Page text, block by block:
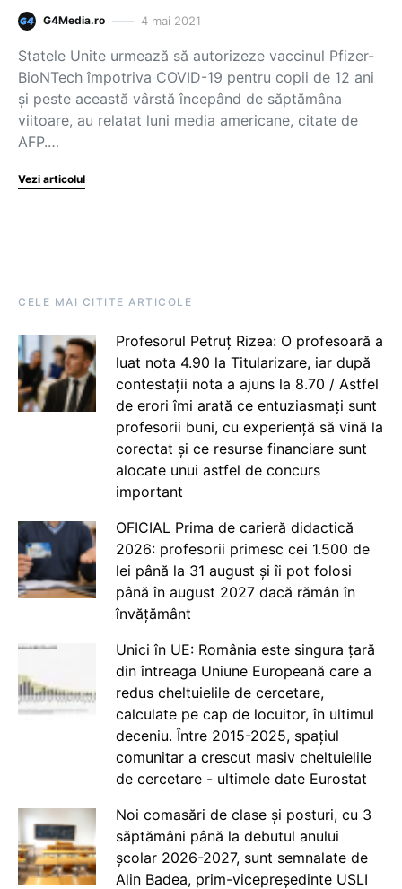
G4Media.ro 4 mai 2021
Statele Unite urmează să autorizeze vaccinul Pfizer-
BioNTech împotriva COVID-19 pentru copii de 12 ani
şi peste această vârstă începând de săptămâna
viitoare, au relatat luni media americane, citate de
AFP.…
Vezi articolul
CELE MAI CITITE ARTICOLE
Profesorul Petruț Rizea: O profesoară a
luat nota 4.90 la Titularizare, iar după
contestații nota a ajuns la 8.70 / Astfel
de erori îmi arată ce entuziasmați sunt
profesorii buni, cu experiență să vină la
corectat și ce resurse financiare sunt
alocate unui astfel de concurs
important
OFICIAL Prima de carieră didactică
2026: profesorii primesc cei 1.500 de
lei până la 31 august și îi pot folosi
până în august 2027 dacă rămân în
învățământ
Unici în UE: România este singura țară
din întreaga Uniune Europeană care a
redus cheltuielile de cercetare,
calculate pe cap de locuitor, în ultimul
deceniu. Între 2015-2025, spațiul
comunitar a crescut masiv cheltuielile
de cercetare - ultimele date Eurostat
Noi comasări de clase și posturi, cu 3
săptămâni până la debutul anului
școlar 2026-2027, sunt semnalate de
Alin Badea, prim-vicepreședinte USLI